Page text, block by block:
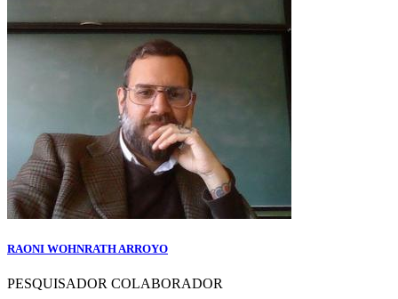
RAONI WOHNRATH ARROYO
PESQUISADOR COLABORADOR